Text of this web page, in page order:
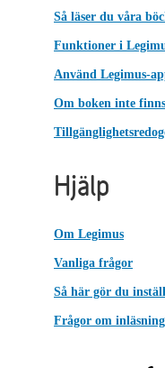
Så läser du våra
Funktioner i
Använd Legimus-
Om boken inte
Hjälp
Om Legimus
Vanliga frågor
Så här gör du
Frågor om